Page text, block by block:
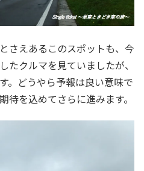
さえあるこのスポットも、今
たクルマを見ていましたが、
。どうやら予報は良い意味で
を込めてさらに進みます。